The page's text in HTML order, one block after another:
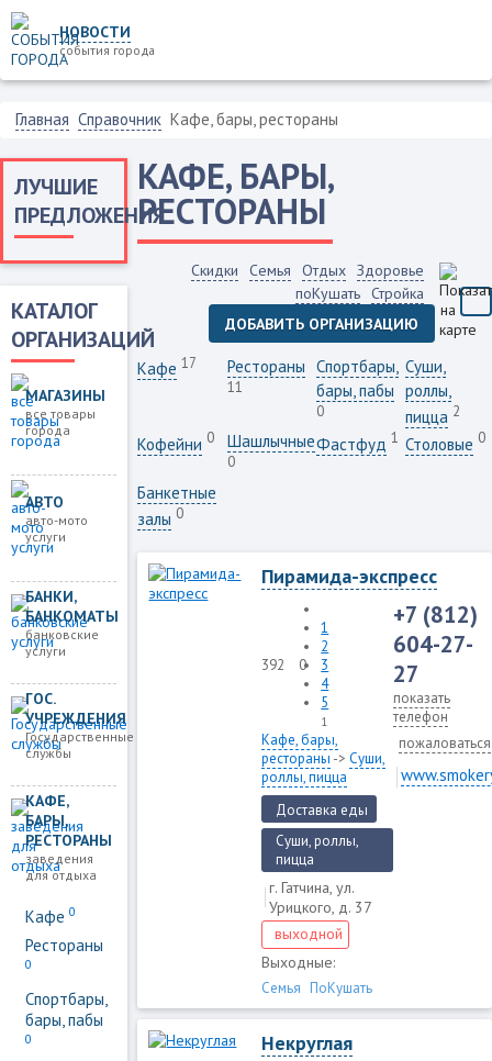
НОВОСТИ
события города
Главная Справочник Кафе, бары, рестораны
ЛУЧШИЕ
ПРЕДЛОЖЕНИЯ
КАТАЛОГ
ОРГАНИЗАЦИЙ
МАГАЗИНЫ
все товары
города
АВТО
авто-мото
услуги
БАНКИ,
БАНКОМАТЫ
банковские
услуги
ГОС.
УЧРЕЖДЕНИЯ
Государственные
службы
КАФЕ,
БАРЫ,
РЕСТОРАНЫ
заведения
для отдыха
Кафе0
Рестораны
0
Спортбары,
бары, пабы
0
КАФЕ, БАРЫ,
РЕСТОРАНЫ
Скидки Семья Отдых Здоровье
поКушать Стройка
ДОБАВИТЬ ОРГАНИЗАЦИЮ
Кафе 17 Рестораны
11
Спортбары,
бары, пабы
0
Суши,
роллы,
пицца 2
Кофейни 0 Шашлычные
0
Фастфуд 1 Столовые 0
Банкетные
залы 0
Пирамида-экспресс
392 0
1
2
3
4
5
1
Кафе, бары,
рестораны ->Суши,
роллы, пицца
Доставка еды
Суши, роллы,
пицца
г. Гатчина, ул.
Урицкого, д. 37
выходной
Выходные:
Семья ПоКушать
+7 (812)
604-27-
27
показать
телефон
пожаловаться
Некруглая